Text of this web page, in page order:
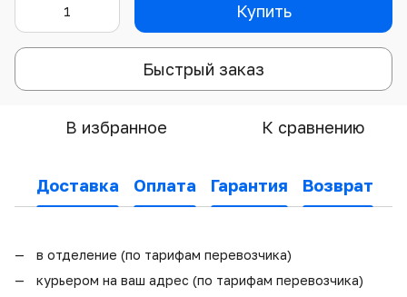
Купить
Быстрый заказ
В избранное К сравнению
Доставка Оплата Гарантия Возврат
в отделение (по тарифам перевозчика)
курьером на ваш адрес (по тарифам перевозчика)